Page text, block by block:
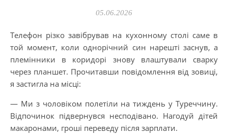
05.06.2026
Телефон різко завібрував на кухонному столі саме в
той момент, коли однорічний син нарешті заснув, а
племінники в коридорі знову влаштували сварку
через планшет. Прочитавши повідомлення від зовиці,
я застигла на місці:
— Ми з чоловіком полетіли на тиждень у Туреччину.
Відпочинок підвернувся несподівано. Нагодуй дітей
макаронами, гроші переведу після зарплати.